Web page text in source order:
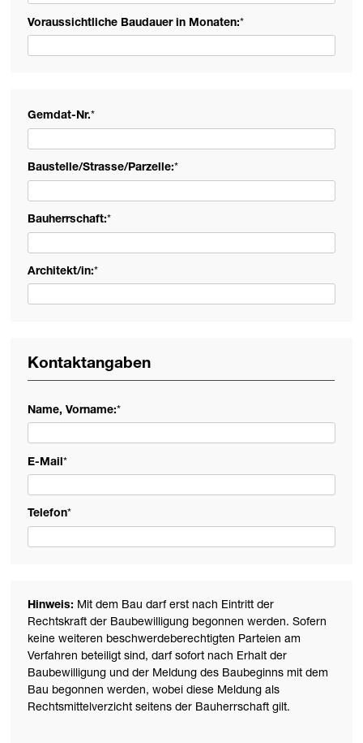
Voraussichtliche Baudauer in Monaten:*
Gemdat-Nr.*
Baustelle/Strasse/Parzelle:*
Bauherrschaft:*
Architekt/in:*
Kontaktangaben
Name, Vorname:*
E-Mail*
Telefon*
Hinweis: Mit dem Bau darf erst nach Eintritt der
Rechtskraft der Baubewilligung begonnen werden. Sofern
keine weiteren beschwerdeberechtigten Parteien am
Verfahren beteiligt sind, darf sofort nach Erhalt der
Baubewilligung und der Meldung des Baubeginns mit dem
Bau begonnen werden, wobei diese Meldung als
Rechtsmittelverzicht seitens der Bauherrschaft gilt.